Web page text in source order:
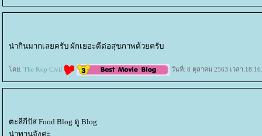
น่ากินมากเลยครับ ผักเยอะดีต่อสุขภาพด้วยครับ
ดย: The Kop Civil วันที่: 8 ตุลาคม 2563 เวลา
ตะลีกีปัส Food Blog ดู Blog
น่าทานจังค่ะ